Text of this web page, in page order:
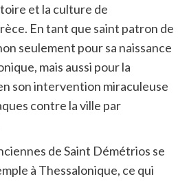
et la culture de
En tant que saint patron de
seulement pour sa naissance
mais aussi pour la
son intervention miraculeuse
contre la ville par
de Saint Démétrios se
à Thessalonique, ce qui